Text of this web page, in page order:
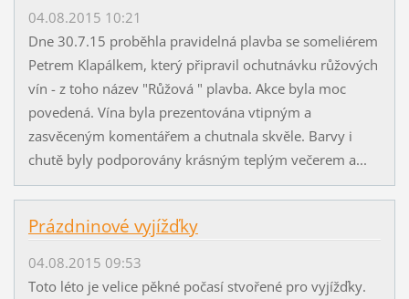
04.08.2015 10:21
Dne 30.7.15 proběhla pravidelná plavba se someliérem
Petrem Klapálkem, který připravil ochutnávku růžových
vín - z toho název "Růžová " plavba. Akce byla moc
povedená. Vína byla prezentována vtipným a
zasvěceným komentářem a chutnala skvěle. Barvy i
chutě byly podporovány krásným teplým večerem a...
Prázdninové vyjížďky
04.08.2015 09:53
Toto léto je velice pěkné počasí stvořené pro vyjížďky.